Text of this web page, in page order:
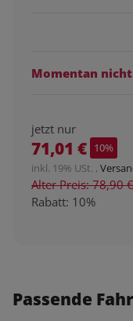
Momentan
jetzt nur
71,01 € 10%
inkl. 19% USt. ,
Alter Preis: 78,90 €
Rabatt: 10%
Passende